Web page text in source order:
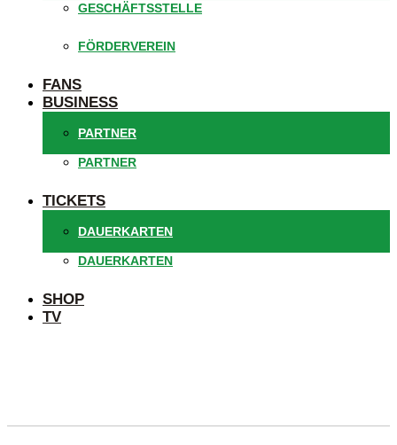
GESCHÄFTSSTELLE
FÖRDERVEREIN
FANS
BUSINESS
PARTNER
PARTNER
TICKETS
DAUERKARTEN
DAUERKARTEN
SHOP
TV